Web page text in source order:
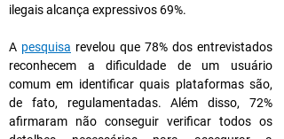
ilegais alcança expressivos 69%.
A pesquisa revelou que 78% dos entrevistados
reconhecem a dificuldade de um usuário
comum em identificar quais plataformas são,
de fato, regulamentadas. Além disso, 72%
afirmaram não conseguir verificar todos os